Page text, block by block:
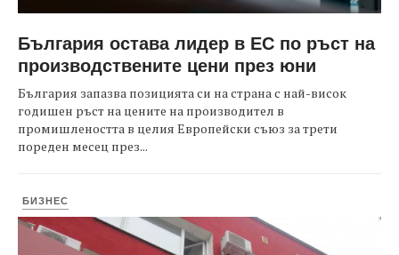
България остава лидер в ЕС по ръст на
производствените цени през юни
България запазва позицията си на страна с най-висок
годишен ръст на цените на производител в
промишлеността в целия Европейски съюз за трети
пореден месец през...
БИЗНЕС